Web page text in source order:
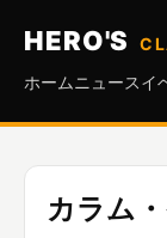
HERO'S
ホーム ニュースイ
カラム